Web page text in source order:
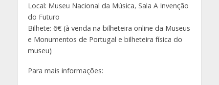
Local: Museu Nacional da Música, Sala A Invenção
do Futuro
Bilhete: 6€ (à venda na bilheteira online da Museus
e Monumentos de Portugal e bilheteira física do
museu)
Para mais informações: